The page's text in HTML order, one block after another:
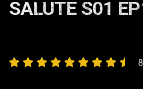
SALUTE S01